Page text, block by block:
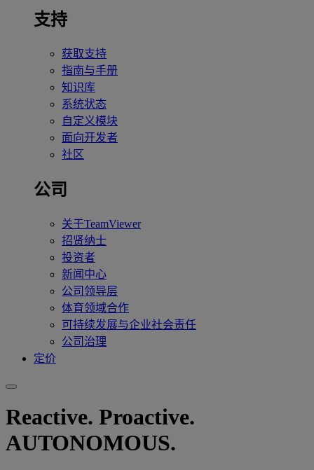
支持
获取支持
指南与手册
知识库
系统状态
自定义模块
面向开发者
社区
公司
关于TeamViewer
招贤纳士
投资者
新闻中心
公司领导层
体育领域合作
可持续发展与企业社会责任
公司治理
定价
Reactive. Proactive.️
AUTONOMOUS.